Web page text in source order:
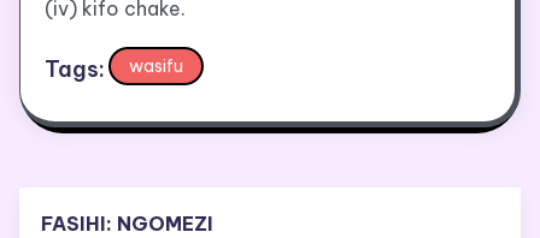
(iv) kifo chake.
Tags: wasifu
FASIHI: NGOMEZI